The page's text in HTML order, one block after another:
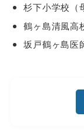
杉下小学校（
鶴ヶ島清風高
坂戸鶴ヶ島医